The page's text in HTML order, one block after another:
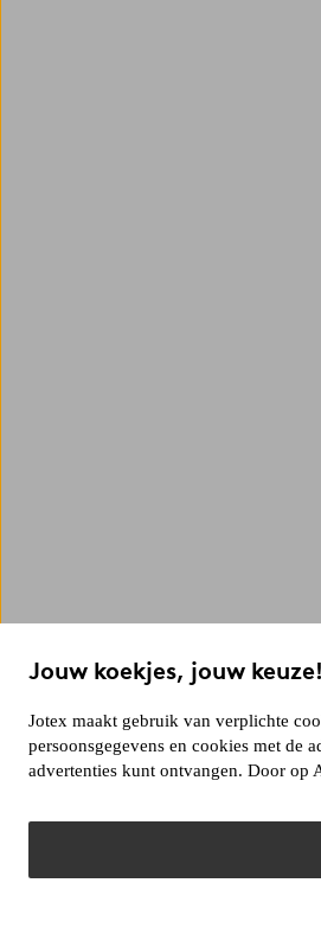
Jouw koekjes, jouw keuze!
Jotex maakt gebruik van verplichte
persoonsgegevens en cookies met de
advertenties kunt ontvangen. Door op